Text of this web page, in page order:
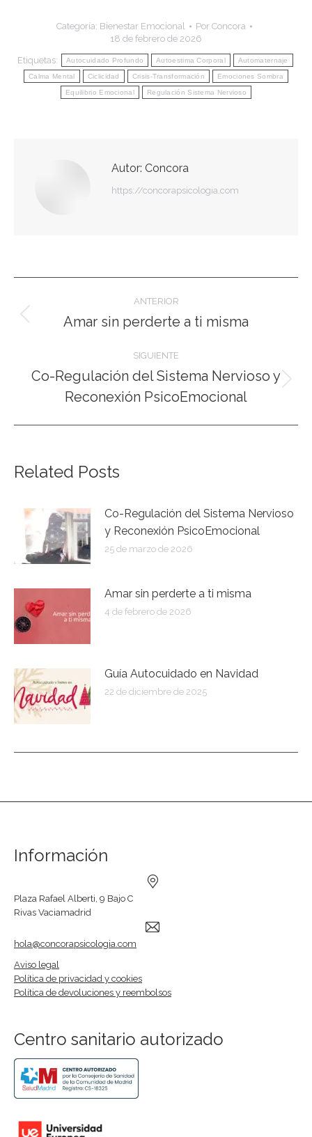
Categoría: Bienestar Emocional Por Concora
18 de febrero de 2026
Etiquetas: Autocuidado Profundo Autoestima Corporal Automaternaje
Calma Mental Ciclicidad Crisis-Transformación Emociones Sombra
Equilibrio Emocional Regulación Sistema Nervioso
Autor: Concora
https://concorapsicologia.com
Navegación
entre
publicaciones
ANTERIOR
Publicación
Amar sin perderte a ti misma
SIGUIENTE
siguiente:
Co-Regulación del Sistema Nervioso y
Reconexión PsicoEmocional
Related Posts
Co-Regulación del Sistema Nervioso
y Reconexión PsicoEmocional
25 de marzo de 2026
Amar sin perderte a ti misma
4 de febrero de 2026
Guía Autocuidado en Navidad
22 de diciembre de 2025
Información
Plaza Rafael Alberti, 9 Bajo C
Rivas Vaciamadrid
hola@concorapsicologia.com
Aviso legal
Política de privacidad y cookies
Política de devoluciones y reembolsos
Centro sanitario autorizado